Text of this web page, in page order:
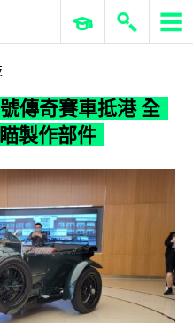
ERP 與商業 AI
傳奇賽車抵港 全
製作部件